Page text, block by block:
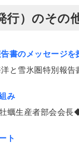
）のその
書のメッセージを
と雪氷圏特別報
み
蠣生産者部会会長
ト